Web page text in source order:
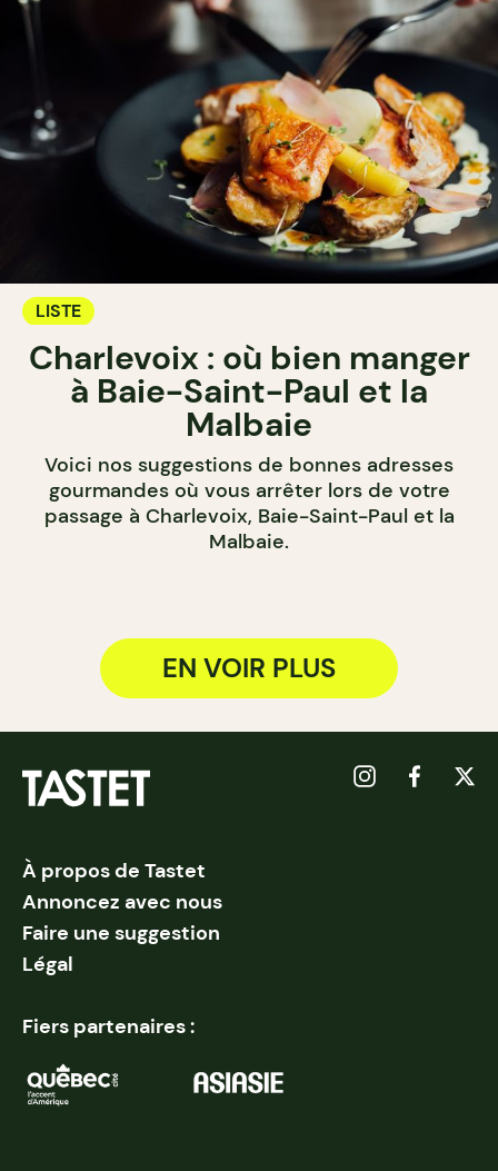
LISTE
Charlevoix : où bien manger
à Baie-Saint-Paul et la
Malbaie
Voici nos suggestions de bonnes adresses
gourmandes où vous arrêter lors de votre
passage à Charlevoix, Baie-Saint-Paul et la
Malbaie.
EN VOIR PLUS
À propos de Tastet
Annoncez avec nous
Faire une suggestion
Légal
Fiers partenaires :